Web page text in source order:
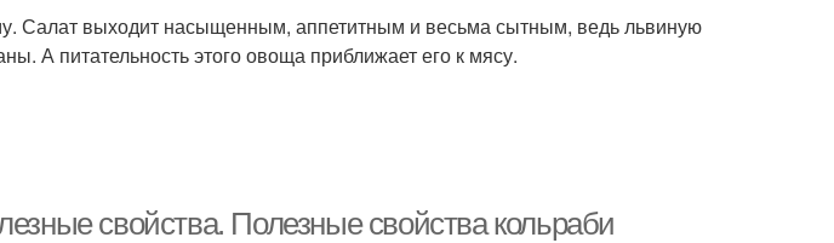
Салат выходит насыщенным, аппетитным и весьма сытным, ведь львиную
А питательность этого овоща приближает его к мясу.
свойства. Полезные свойства кольраби